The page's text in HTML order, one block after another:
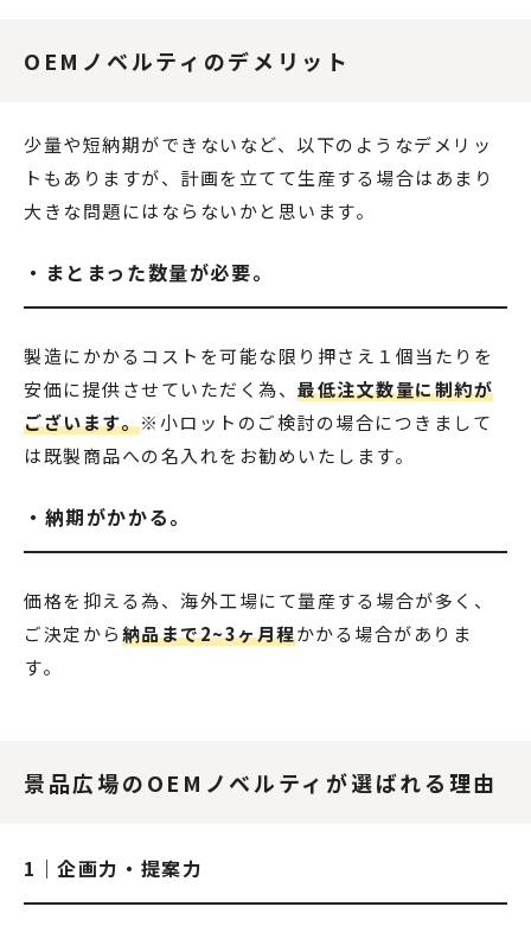
OEMノベルティのデメリット
少量や短納期ができないなど、以下のようなデメリッ
トもありますが、計画を立てて生産する場合はあまり
大きな問題にはならないかと思います。
・まとまった数量が必要。
製造にかかるコストを可能な限り押さえ１個当たりを
安価に提供させていただく為、 最低注文数量に制約が
ございます。※小ロットのご検討の場合につきまして
は既製商品への名入れをお勧めいたします。
・納期がかかる。
価格を抑える為、海外工場にて量産する場合が多く、
ご決定から納品まで2~3ヶ月程かかる場合がありま
す。
景品広場のOEMノベルティが選ばれる理由
1｜企画力・提案力